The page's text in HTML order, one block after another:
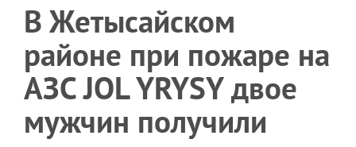
В Жетысайском
районе при пожаре на
АЗС JOL YRYSY двое
мужчин получили